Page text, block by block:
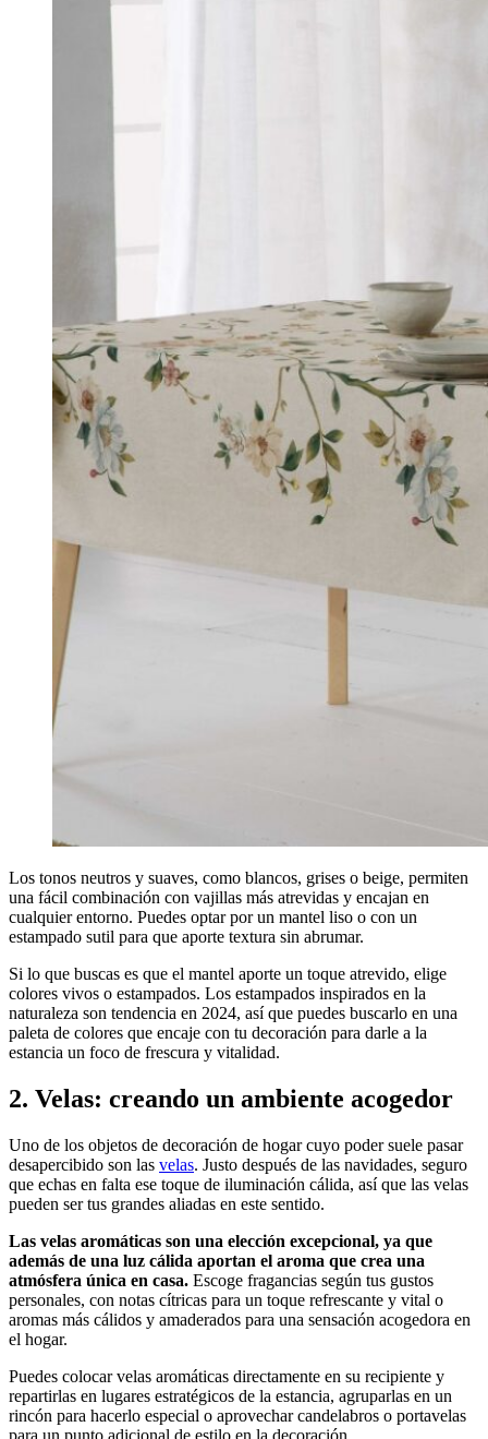
Los tonos neutros y suaves, como blancos, grises o beige, permiten
una fácil combinación con vajillas más atrevidas y encajan en
cualquier entorno. Puedes optar por un mantel liso o con un
estampado sutil para que aporte textura sin abrumar.
Si lo que buscas es que el mantel aporte un toque atrevido, elige
colores vivos o estampados. Los estampados inspirados en la
naturaleza son tendencia en 2024, así que puedes buscarlo en una
paleta de colores que encaje con tu decoración para darle a la
estancia un foco de frescura y vitalidad.
2. Velas: creando un ambiente acogedor
Uno de los objetos de decoración de hogar cuyo poder suele pasar
desapercibido son las velas. Justo después de las navidades, seguro
que echas en falta ese toque de iluminación cálida, así que las velas
pueden ser tus grandes aliadas en este sentido.
Las velas aromáticas son una elección excepcional, ya que
además de una luz cálida aportan el aroma que crea una
atmósfera única en casa. Escoge fragancias según tus gustos
personales, con notas cítricas para un toque refrescante y vital o
aromas más cálidos y amaderados para una sensación acogedora en
el hogar.
Puedes colocar velas aromáticas directamente en su recipiente y
repartirlas en lugares estratégicos de la estancia, agruparlas en un
rincón para hacerlo especial o aprovechar candelabros o portavelas
para un punto adicional de estilo en la decoración.